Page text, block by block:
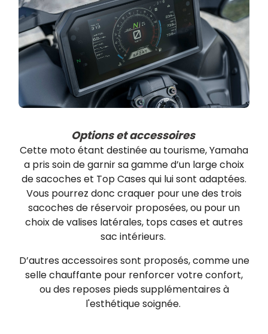
Options et accessoires
Cette moto étant destinée au tourisme, Yamaha
a pris soin de garnir sa gamme d’un large choix
de sacoches et Top Cases qui lui sont adaptées.
Vous pourrez donc craquer pour une des trois
sacoches de réservoir proposées, ou pour un
choix de valises latérales, tops cases et autres
sac intérieurs.
D’autres accessoires sont proposés, comme une
selle chauffante pour renforcer votre confort,
ou des reposes pieds supplémentaires à
l'esthétique soignée.